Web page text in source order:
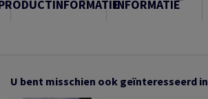
INFORMATIE
U bent misschien ook geïnteresseerd in